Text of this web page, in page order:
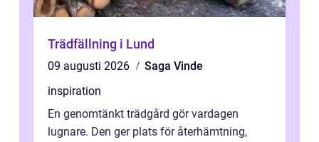
Trädfällning i Lund
09 augusti 2026
Saga Vinde
inspiration
En genomtänkt trädgård gör vardagen
lugnare. Den ger plats för återhämtning,